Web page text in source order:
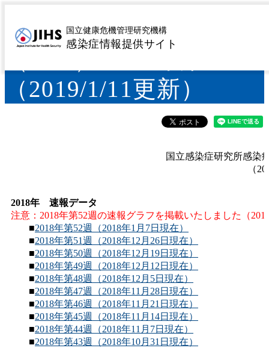
国立健康危機管理研究機構
感染症情報提供サイト
EHECの速報グラフ
（2019/1/11更新）
国立感染症研究所感染
（
2018年 速報データ
注意： 2018年第52週の速報グラフを掲載いたしました（
■2018年第52週（2018年1月7日現在）
■2018年第51週（2018年12月26日現在）
■2018年第50週（2018年12月19日現在）
■2018年第49週（2018年12月12日現在）
■2018年第48週（2018年12月5日現在）
■2018年第47週（2018年11月28日現在）
■2018年第46週（2018年11月21日現在）
■2018年第45週（2018年11月14日現在）
■2018年第44週（2018年11月7日現在）
■2018年第43週（2018年10月31日現在）